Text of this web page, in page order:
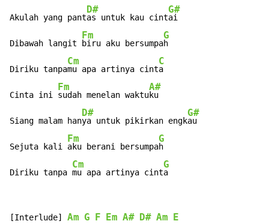
Akulah yang pant
D#
as untuk kau cint
G#
ai
Dibawah langit
Fm
biru aku bersumpa
G
h
Diriku tanpa
Cm
mu apa artinya cint
C
a
Cinta ini
Fm
sudah menelan waktu
A#
ku
Siang malam han
D#
ya untuk pikirkan engk
G#
au
Sejuta kali
Fm
aku berani bersumpa
G
h
Diriku tanpa
Cm
mu apa artinya cint
G
a
[Interlude] Am G F Em A# D# Am
E